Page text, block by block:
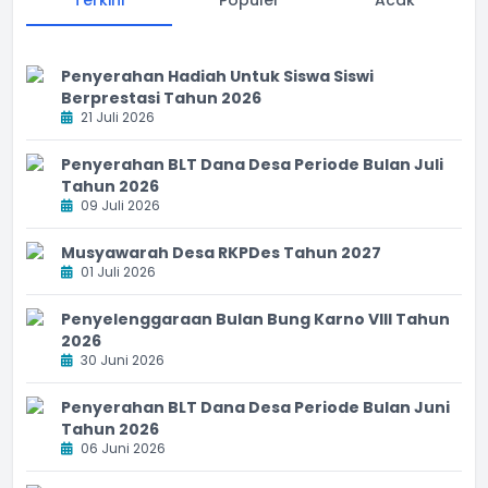
Penyerahan Hadiah Untuk Siswa Siswi
Berprestasi Tahun 2026
21 Juli 2026
Penyerahan BLT Dana Desa Periode Bulan Juli
Tahun 2026
09 Juli 2026
Musyawarah Desa RKPDes Tahun 2027
01 Juli 2026
Penyelenggaraan Bulan Bung Karno VIII Tahun
2026
30 Juni 2026
Penyerahan BLT Dana Desa Periode Bulan Juni
Tahun 2026
06 Juni 2026